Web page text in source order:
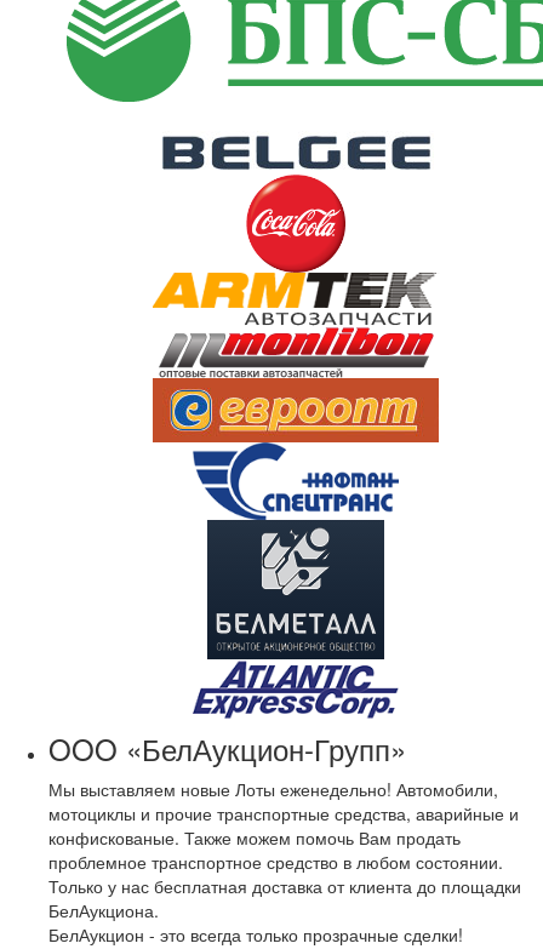
OOO «БелАукцион-Групп»
Мы выставляем новые Лоты еженедельно! Автомобили,
мотоциклы и прочие транспортные средства, аварийные и
конфискованые. Также можем помочь Вам продать
проблемное транспортное средство в любом состоянии.
Только у нас бесплатная доставка от клиента до площадки
БелАукциона.
БелАукцион - это всегда только прозрачные сделки!